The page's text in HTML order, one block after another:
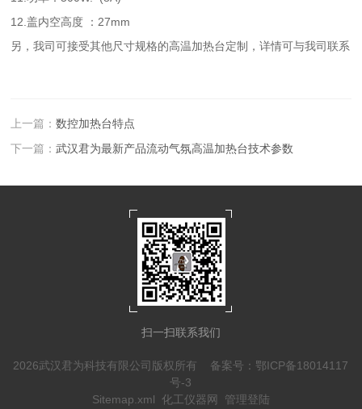
12.盖内空高度 ：27mm
另，我司可接受其他尺寸规格的高温加热台定制，详情可与我司联系
上一篇：数控加热台特点
下一篇：武汉君为最新产品流动气氛高温加热台技术参数
扫一扫联系我们
2026武汉君为科技有限公司版权所有 备案号：鄂ICP备18014117
号-3
Sitemap.xml 化工仪器网 管理登陆